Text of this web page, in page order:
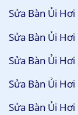
Sửa Bàn Ủi
Sửa Bàn Ủi
Sửa Bàn Ủi
Sửa Bàn Ủi
Sửa Bàn Ủi